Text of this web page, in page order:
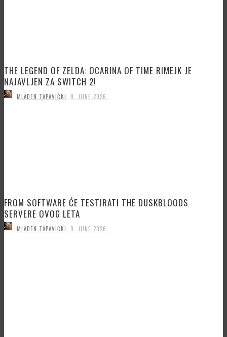
THE LEGEND OF ZELDA: OCARINA OF TIME RIMEJK JE
NAJAVLJEN ZA SWITCH 2!
MLADEN TAPAVIČKI 9. JUNE 2026.
FROM SOFTWARE ĆE TESTIRATI THE DUSKBLOODS
SERVERE OVOG LETA
MLADEN TAPAVIČKI 9. JUNE 2026.